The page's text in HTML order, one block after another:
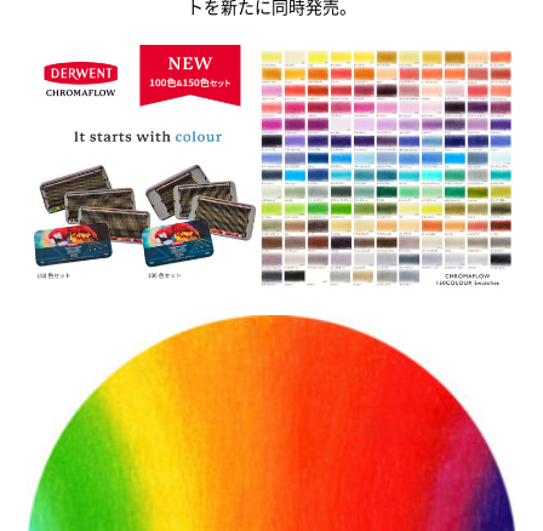
トを新たに同時発売。